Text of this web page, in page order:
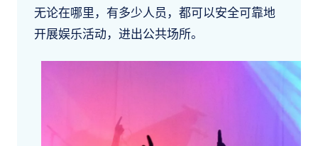
无论在哪里，有多少人员，都可以安全可靠地
开展娱乐活动，进出公共场所。